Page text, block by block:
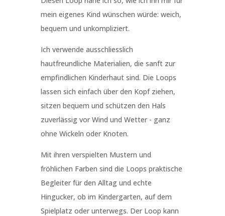
mein eigenes Kind wünschen würde: weich,
bequem und unkompliziert.
Ich verwende ausschliesslich
hautfreundliche Materialien, die sanft zur
empfindlichen Kinderhaut sind. Die Loops
lassen sich einfach über den Kopf ziehen,
sitzen bequem und schützen den Hals
zuverlässig vor Wind und Wetter - ganz
ohne Wickeln oder Knoten.
Mit ihren verspielten Mustern und
fröhlichen Farben sind die Loops praktische
Begleiter für den Alltag und echte
Hingucker, ob im Kindergarten, auf dem
Spielplatz oder unterwegs. Der Loop kann